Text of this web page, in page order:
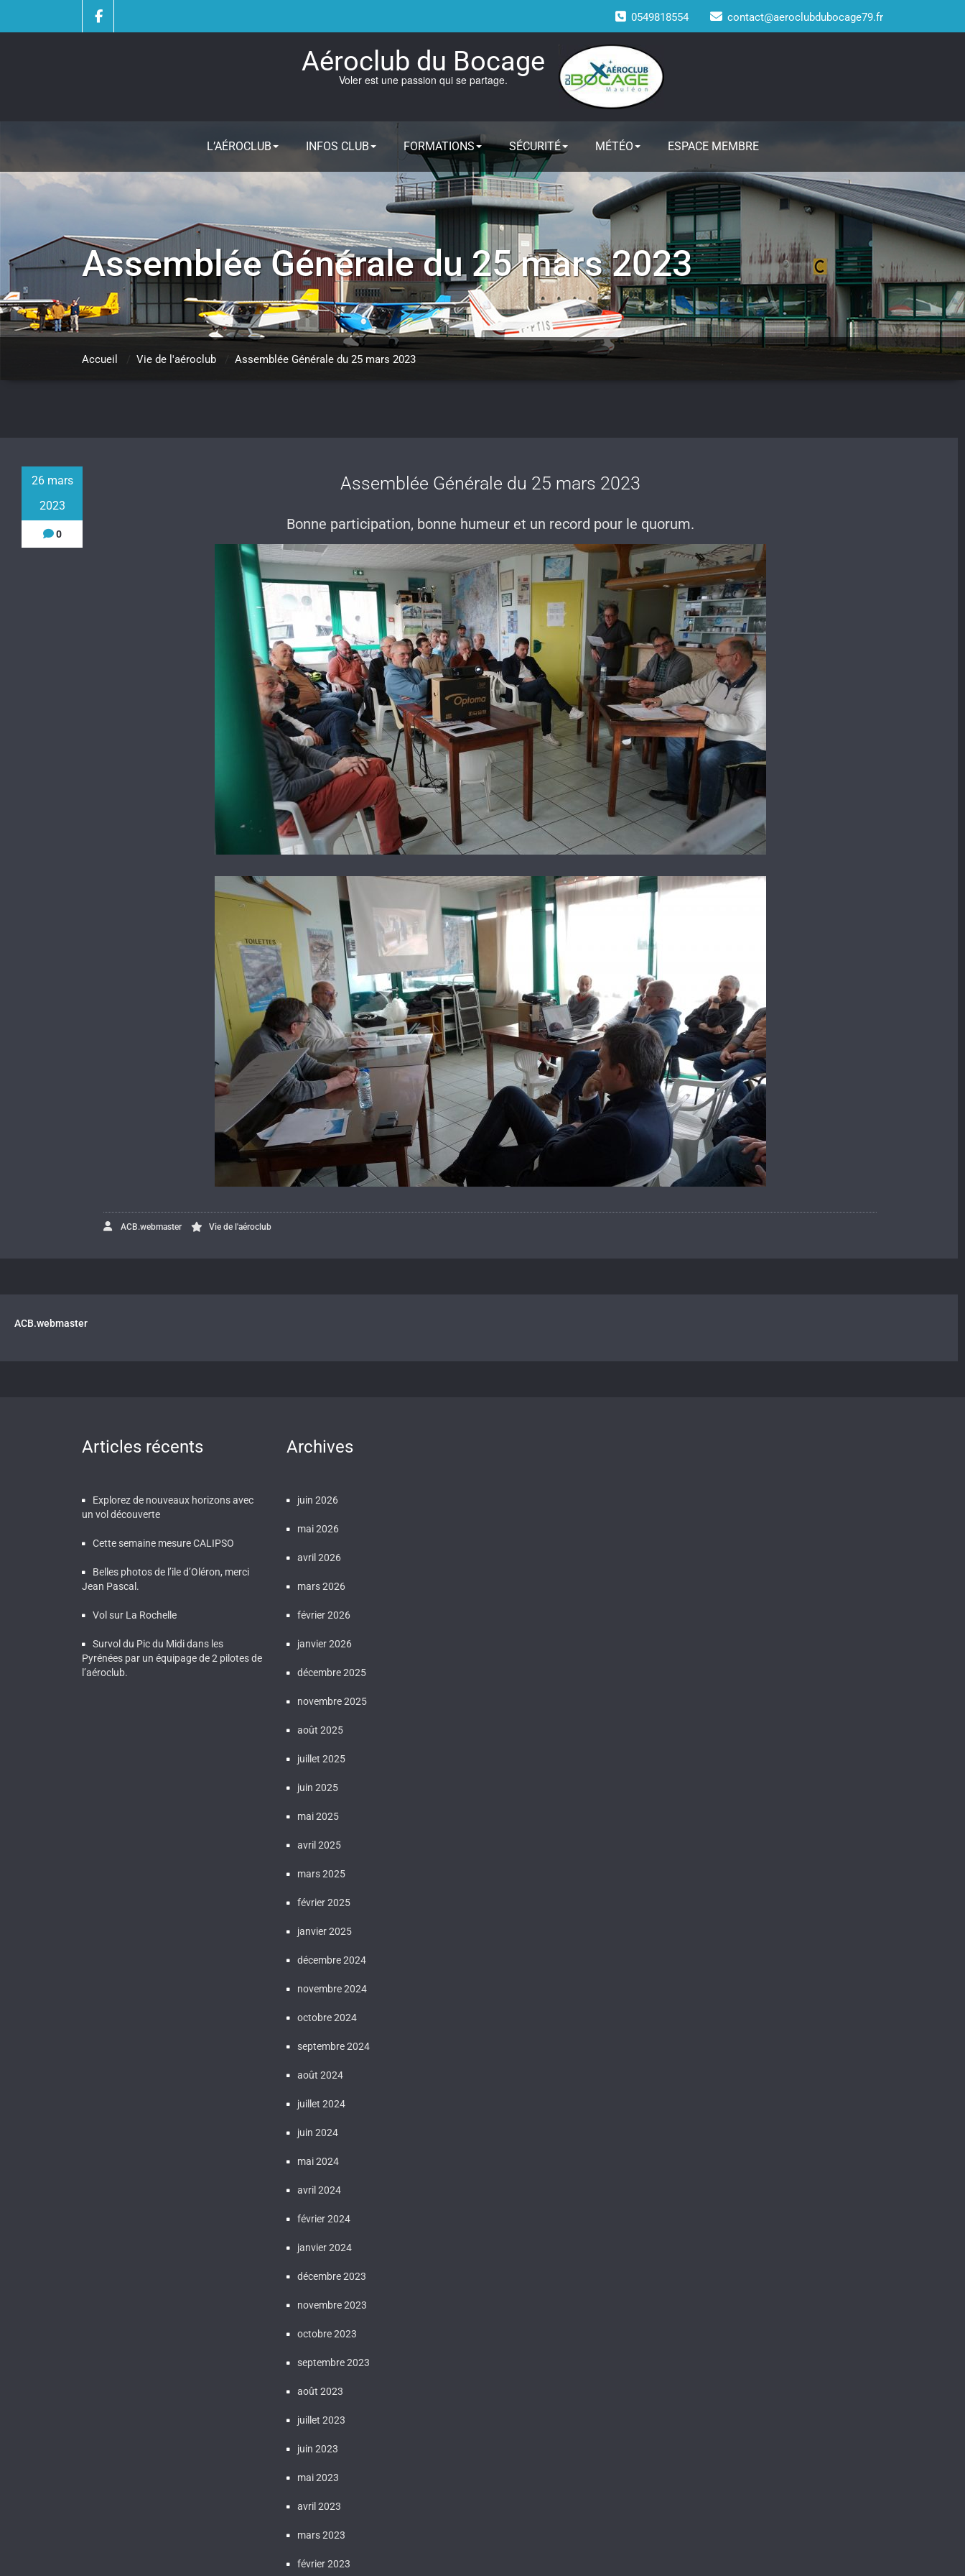
content
0549818554 contact@aeroclubdubocage79.fr
Aéroclub du Bocage
Voler est une passion qui se partage.
L’AÉROCLUB INFOS CLUB FORMATIONS SÉCURITÉ MÉTÉO ESPACE MEMBRE
Assemblée Générale du 25 mars 2023
Accueil Vie de l'aéroclub Assemblée Générale du 25 mars 2023
26 mars
2023
0
Assemblée Générale du 25 mars 2023
Bonne participation, bonne humeur et un record pour le quorum.
ACB.webmaster Vie de l'aéroclub
ACB.webmaster
Articles récents
Explorez de nouveaux horizons avec
un vol découverte
Cette semaine mesure CALIPSO
Belles photos de l’ile d’Oléron, merci
Jean Pascal.
Vol sur La Rochelle
Survol du Pic du Midi dans les
Pyrénées par un équipage de 2 pilotes de
l’aéroclub.
Archives
juin 2026
mai 2026
avril 2026
mars 2026
février 2026
janvier 2026
décembre 2025
novembre 2025
août 2025
juillet 2025
juin 2025
mai 2025
avril 2025
mars 2025
février 2025
janvier 2025
décembre 2024
novembre 2024
octobre 2024
septembre 2024
août 2024
juillet 2024
juin 2024
mai 2024
avril 2024
février 2024
janvier 2024
décembre 2023
novembre 2023
octobre 2023
septembre 2023
août 2023
juillet 2023
juin 2023
mai 2023
avril 2023
mars 2023
février 2023